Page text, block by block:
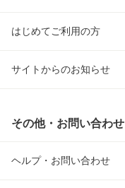
はじめてご利用の方
サイトからのお知らせ
その他・お問い合わせ
ヘルプ・お問い合わせ